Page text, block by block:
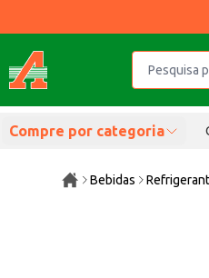
Compre por categoria
Bebidas